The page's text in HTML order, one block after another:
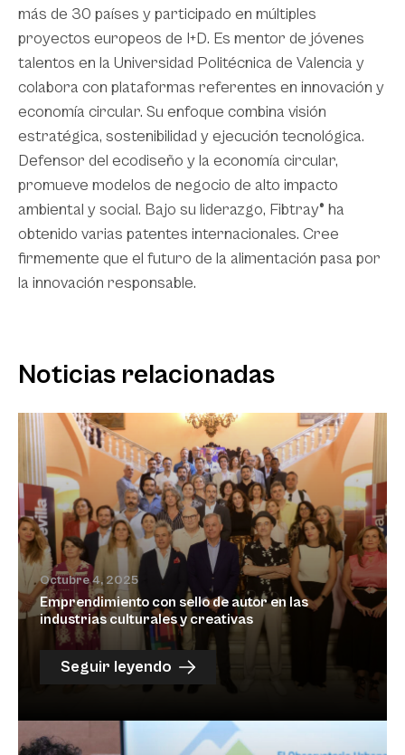
más de 30 países y participado en múltiples
proyectos europeos de I+D. Es mentor de jóvenes
talentos en la Universidad Politécnica de Valencia y
colabora con plataformas referentes en innovación y
economía circular. Su enfoque combina visión
estratégica, sostenibilidad y ejecución tecnológica.
Defensor del ecodiseño y la economía circular,
promueve modelos de negocio de alto impacto
ambiental y social. Bajo su liderazgo, Fibtray® ha
obtenido varias patentes internacionales. Cree
firmemente que el futuro de la alimentación pasa por
la innovación responsable.
Noticias relacionadas
Octubre 4, 2025
Emprendimiento con sello de autor en las
industrias culturales y creativas
Seguir leyendo